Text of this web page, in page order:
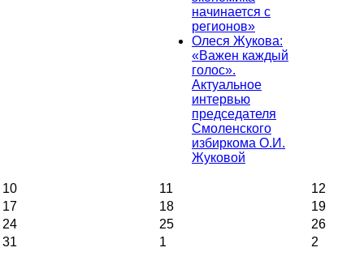
начинается с
регионов»
Олеся Жукова:
«Важен каждый
голос».
Актуальное
интервью
председателя
Смоленского
избиркома О.И.
Жуковой
10 11
12
17
18
19
24
25
26
31
1 2